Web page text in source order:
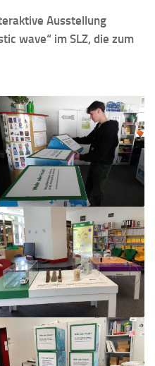
Ausstellung
wave“ im SLZ, die zum